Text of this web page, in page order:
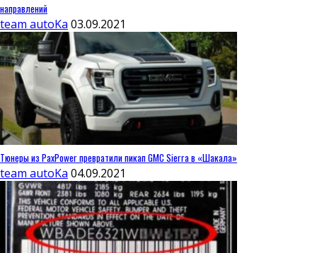
направлений
team autoKa 03.09.2021
Тюнеры из PaxPower превратили пикап GMC Sierra в «Шакала»
team autoKa 04.09.2021